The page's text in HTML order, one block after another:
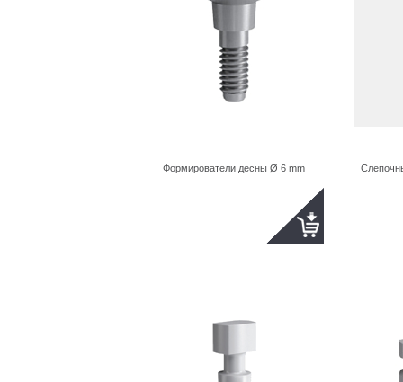
Формирователи десны Ø 6 mm